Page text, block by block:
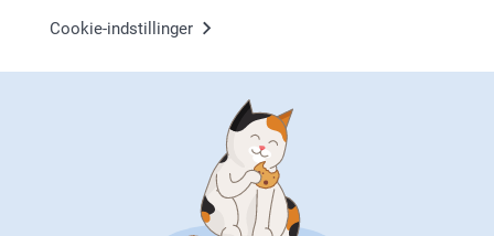
Cookie-indstillinger
Hvorforsmartphoto?